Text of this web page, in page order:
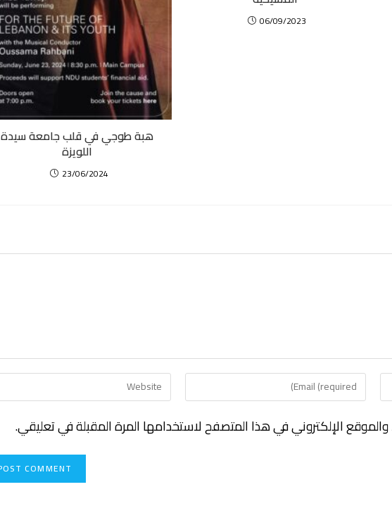
هبة طوجي في قلب جامعة سيدة
اللويزة
23/06/2024
06/09/2023
الإلكتروني في هذا المتصفح لاستخدامها المرة المقبلة في تعليقي.